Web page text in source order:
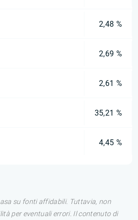
2,48 %
2,69 %
2,61 %
35,21 %
4,45 %
su fonti affidabili. Tuttavia, non
per eventuali errori. Il contenuto di